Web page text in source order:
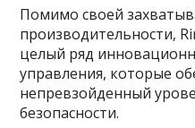
Помимо своей
производительности,
целый ряд
управления, которые
непревзойденный
безопасности.